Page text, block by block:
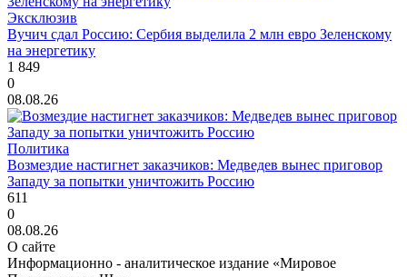
Эксклюзив
Вучич сдал Россию: Сербия выделила 2 млн евро Зеленскому
на энергетику
1 849
0
08.08.26
Политика
Возмездие настигнет заказчиков: Медведев вынес приговор
Западу за попытки уничтожить Россию
611
0
08.08.26
О сайте
Информационно - аналитическое издание «Мировое